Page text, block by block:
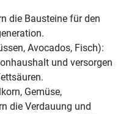
die Bausteine für den
Avocados, Fisch):
und versorgen
Gemüse,
die Verdauung und